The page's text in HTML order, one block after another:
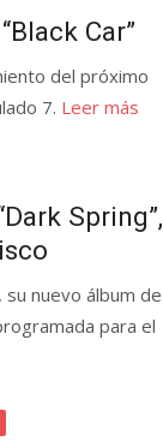
Car”
del próximo
7. Leer más
Spring”,
nuevo álbum de
para el